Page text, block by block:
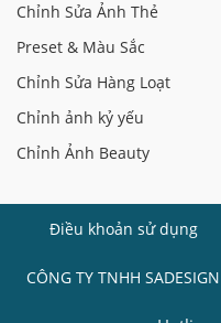
Chỉnh Sửa Ảnh Thẻ
Preset & Màu Sắc
Chỉnh Sửa Hàng Loạt
Chỉnh ảnh kỷ yếu
Chỉnh Ảnh Beauty
Điều khoản sử dụng
CÔNG TY TNHH SADESIGN